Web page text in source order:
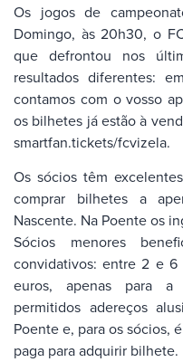
Os jogos de
Domingo, às 20h30, o
que defrontou nos
resultados diferentes:
contamos com o vosso
os bilhetes já estão à
smartfan.tickets/fcvizela.
Os sócios têm
comprar bilhetes a
Nascente. Na Poente os
Sócios menores
convidativos: entre 2 e 6
euros, apenas para a
permitidos adereços
Poente e, para os sócios,
paga para adquirir bilhete.